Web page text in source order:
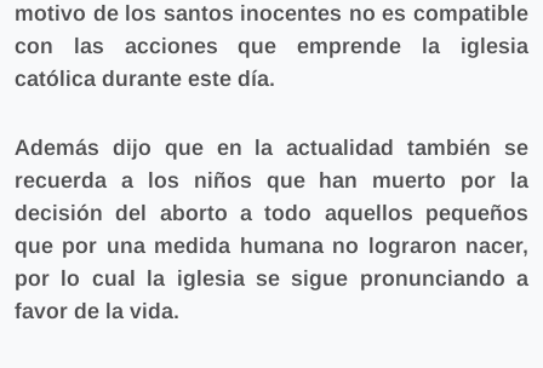
motivo de los santos inocentes no es compatible
con las acciones que emprende la iglesia
católica durante este día.
Además dijo que en la actualidad también se
recuerda a los niños que han muerto por la
decisión del aborto a todo aquellos pequeños
que por una medida humana no lograron nacer,
por lo cual la iglesia se sigue pronunciando a
favor de la vida.